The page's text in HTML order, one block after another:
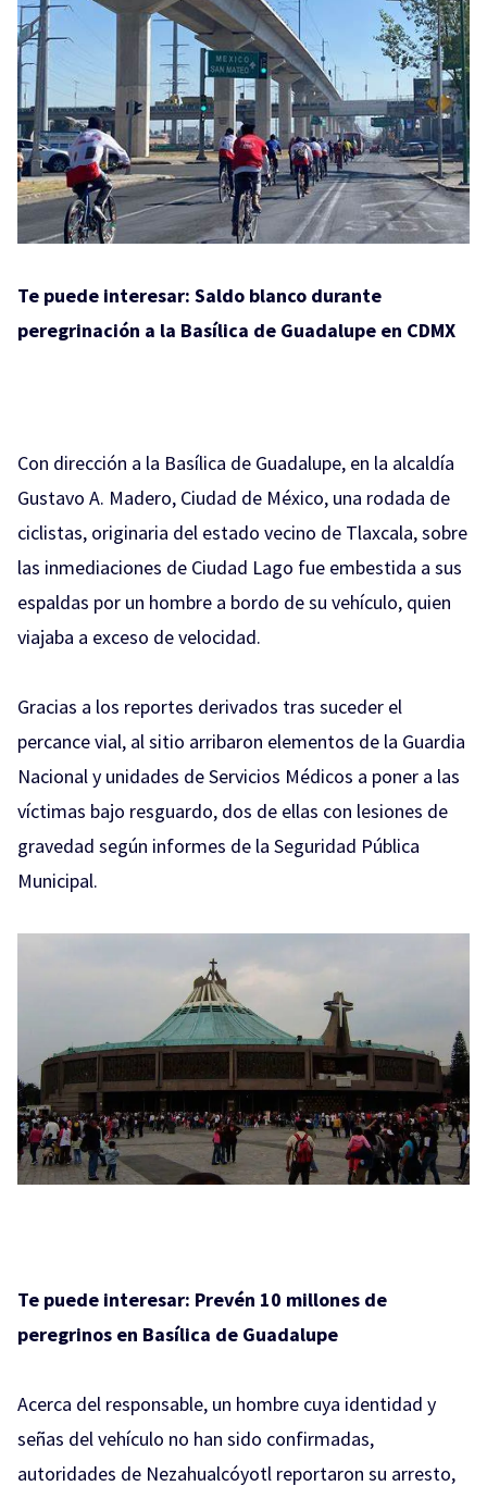
Te puede interesar: Saldo blanco durante
peregrinación a la Basílica de Guadalupe en CDMX
Con dirección a la Basílica de Guadalupe, en la alcaldía
Gustavo A. Madero, Ciudad de México, una rodada de
ciclistas, originaria del estado vecino de Tlaxcala, sobre
las inmediaciones de Ciudad Lago fue embestida a sus
espaldas por un hombre a bordo de su vehículo, quien
viajaba a exceso de velocidad.
Gracias a los reportes derivados tras suceder el
percance vial, al sitio arribaron elementos de la Guardia
Nacional y unidades de Servicios Médicos a poner a las
víctimas bajo resguardo, dos de ellas con lesiones de
gravedad según informes de la Seguridad Pública
Municipal.
Te puede interesar: Prevén 10 millones de
peregrinos en Basílica de Guadalupe
Acerca del responsable, un hombre cuya identidad y
señas del vehículo no han sido confirmadas,
autoridades de Nezahualcóyotl reportaron su arresto,